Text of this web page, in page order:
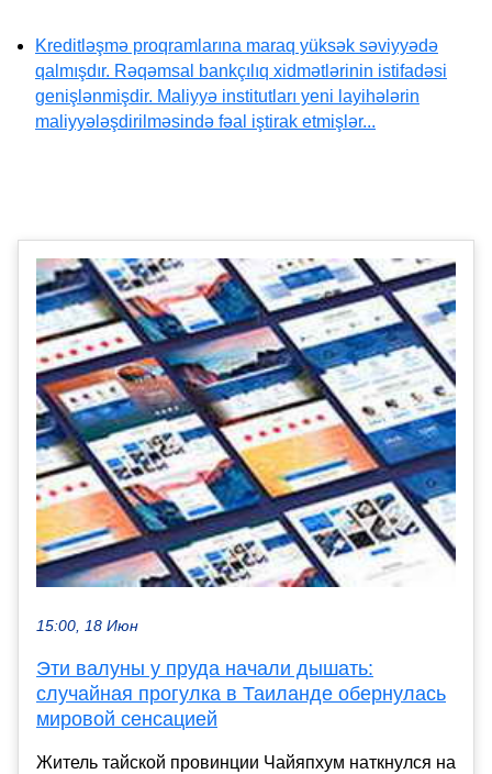
Kreditləşmə proqramlarına maraq yüksək səviyyədə
qalmışdır. Rəqəmsal bankçılıq xidmətlərinin istifadəsi
genişlənmişdir. Maliyyə institutları yeni layihələrin
maliyyələşdirilməsində fəal iştirak etmişlər...
15:00, 18 Июн
Эти валуны у пруда начали дышать:
случайная прогулка в Таиланде обернулась
мировой сенсацией
Житель тайской провинции Чайяпхум наткнулся на